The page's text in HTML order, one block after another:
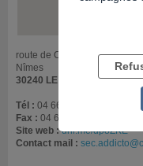
route de Carnon Hôpital de
Nîmes
30240 LE GRAU DU ROI
Tél : 04 66 02 25 69
Fax : 04 66 02 25 33
Site web : urlr.me/dp8ZKE
Contact mail :